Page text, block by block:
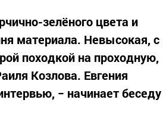
зелёного цвета и
материала. Невысокая, с
походкой на проходную,
Козлова. Евгения
− начинает беседу